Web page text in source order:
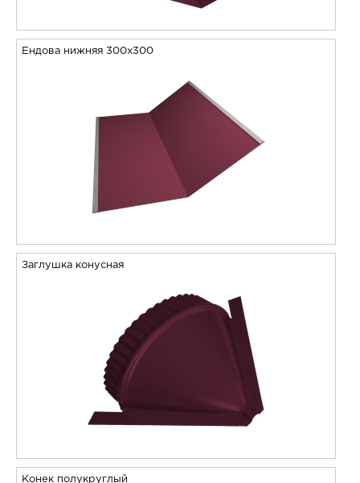
Ендова нижняя 300х300
Заглушка конусная
Конек полукруглый